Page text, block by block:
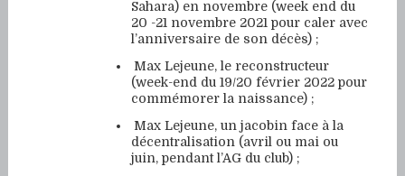
Sahara) en novembre (week end du
20 -21 novembre 2021 pour caler avec
l’anniversaire de son décès) ;
Max Lejeune, le reconstructeur
(week-end du 19/20 février 2022 pour
commémorer la naissance) ;
Max Lejeune, un jacobin face à la
décentralisation (avril ou mai ou
juin, pendant l’AG du club) ;